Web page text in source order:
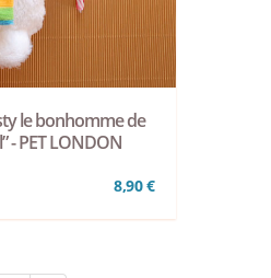
le bonhomme de
- PET LONDON
8,90 €